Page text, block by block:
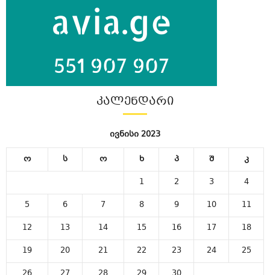
ᲙᲐᲚᲔᲜᲓᲐᲠᲘ
ივნისი 2023
ო ს ო ხ პ შ
კ
1
2 3
4
5
6 7 8 9 10
11
12
13 14 15 16 17
18
19
20 21 22 23 24
25